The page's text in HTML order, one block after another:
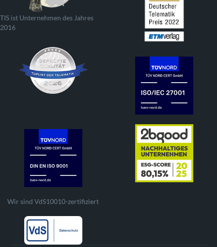
TIS ist Unternehmen des Jahres
2016
Wir sind VdS10010-zertifiziert